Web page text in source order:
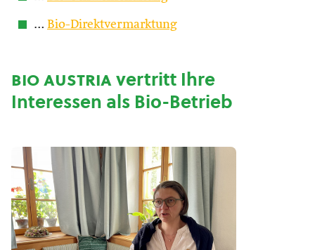
… Bio-Direktvermarktung
bio austriavertritt Ihre
Interessen als Bio-Betrieb